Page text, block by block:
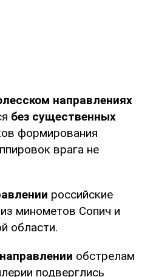
направлениях
без существенных
формирования
врага не
российские
минометов Сопич и
области.
обстрелам
подверглись